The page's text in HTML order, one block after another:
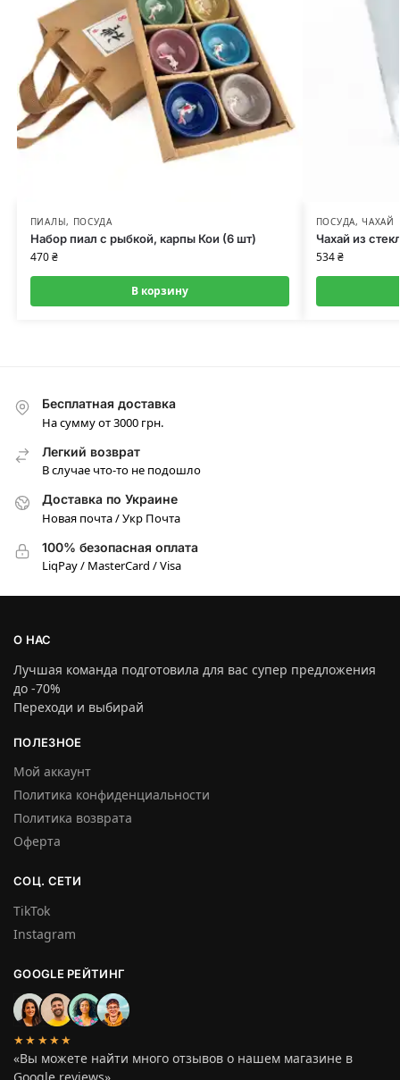
ПИАЛЫ, ПОСУДА
Набор пиал с рыбкой, карпы Кои (6 шт)
470₴
В корзину
ПОСУДА,ЧАХАЙ
Чахай из
534₴
Бесплатная доставка
На сумму от 3000 грн.
Легкий возврат
В случае что-то не подошло
Доставка по Украине
Новая почта / Укр Почта
100% безопасная оплата
LiqPay / MasterCard / Visa
О НАС
Лучшая команда подготовила для вас супер предложения
до -70%
Переходи и выбирай
ПОЛЕЗНОЕ
Мой аккаунт
Политика конфиденциальности
Политика возврата
Оферта
СОЦ. СЕТИ
TikTok
Instagram
GOOGLE РЕЙТИНГ
★★★★★
«Вы можете найти много отзывов о нашем магазине в